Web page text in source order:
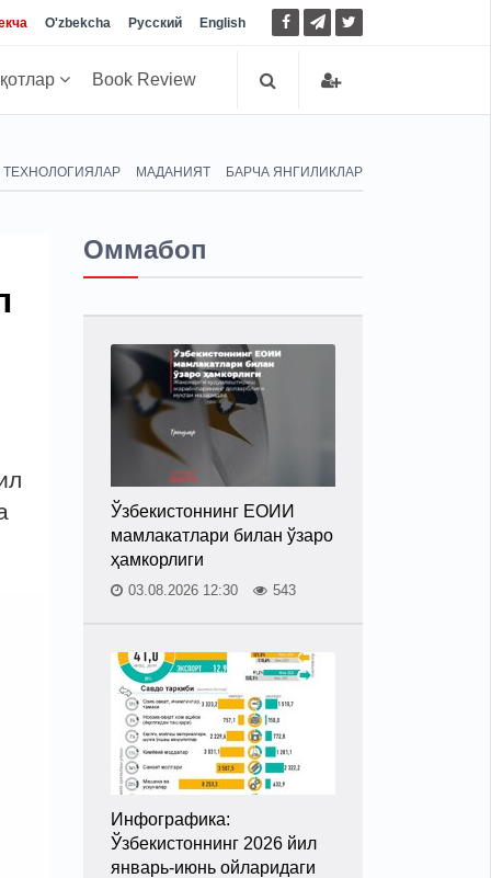
O'zbekcha Русский English
Book Review
ТЕХНОЛОГИЯЛАР МАДАНИЯТ БАРЧА ЯНГИЛИКЛАР
Оммабоп
Ўзбекистоннинг ЕОИИ
мамлакатлари билан ўзаро
ҳамкорлиги
03.08.2026 12:30 543
Инфографика:
Ўзбекистоннинг 2026 йил
январь-июнь ойларидаги